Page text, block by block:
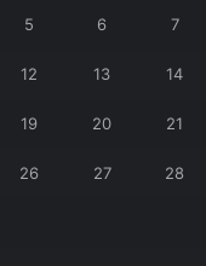
5 6 7
12 13 14
19 20 21
26 27 28